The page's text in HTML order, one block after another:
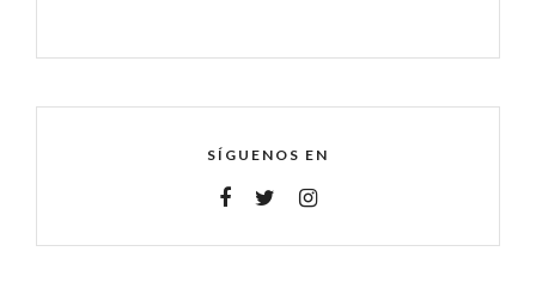
SÍGUENOS EN